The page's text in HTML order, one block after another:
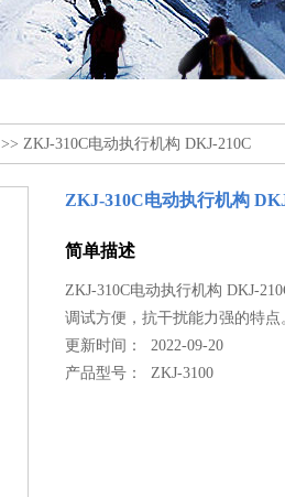
>> ZKJ-310C电动执行机构 DKJ-210C
ZKJ-310C电动执行机构
简单描述
ZKJ-310C电动执行机构 DKJ-
调试方便，抗干扰能力强的特点
更新时间： 2022-09-20
产品型号：ZKJ-3100